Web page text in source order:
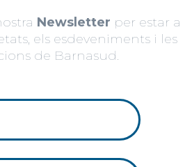
Newsletter per estar a
els esdeveniments i les
de Barnasud.